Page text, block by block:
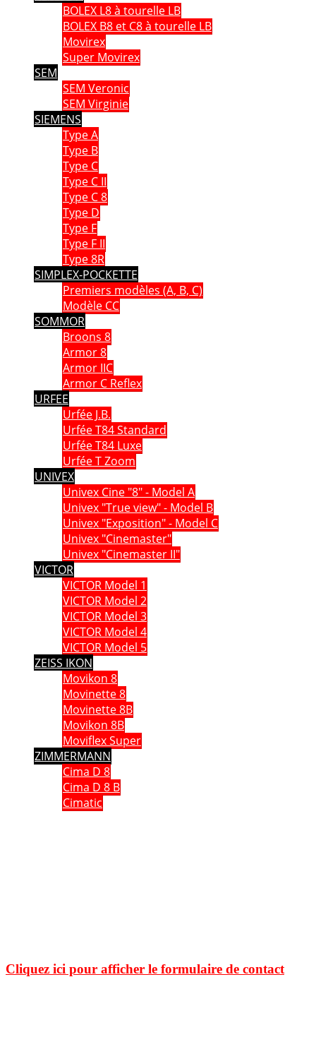
BOLEX L8 à tourelle LB
BOLEX B8 et C8 à tourelle LB
Movirex
Super Movirex
SEM
SEM Veronic
SEM Virginie
SIEMENS
Type A
Type B
Type C
Type C II
Type C 8
Type D
Type F
Type F II
Type 8R
SIMPLEX-POCKETTE
Premiers modèles (A, B, C)
Modèle CC
SOMMOR
Broons 8
Armor 8
Armor IIC
Armor C Reflex
URFEE
Urfée J.B.
Urfée T84 Standard
Urfée T84 Luxe
Urfée T Zoom
UNIVEX
Univex Cine "8" - Model A
Univex "True view" - Model B
Univex "Exposition" - Model C
Univex "Cinemaster"
Univex "Cinemaster II"
VICTOR
VICTOR Model 1
VICTOR Model 2
VICTOR Model 3
VICTOR Model 4
VICTOR Model 5
ZEISS IKON
Movikon 8
Movinette 8
Movinette 8B
Movikon 8B
Moviflex Super
ZIMMERMANN
Cima D 8
Cima D 8 B
Cimatic
Cliquez ici pour afficher le formulaire de contact